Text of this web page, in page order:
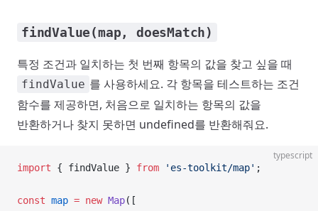
findValue(map, doesMatch)
특정 조건과 일치하는 첫 번째 항목의 값을 찾고 싶을 때
findValue 를 사용하세요. 각 항목을 테스트하는 조건
함수를 제공하면, 처음으로 일치하는 항목의 값을
반환하거나 찾지 못하면 undefined를 반환해줘요.
typescript
import { findValue } from 'es-toolkit/map' ;
const map = new Map([